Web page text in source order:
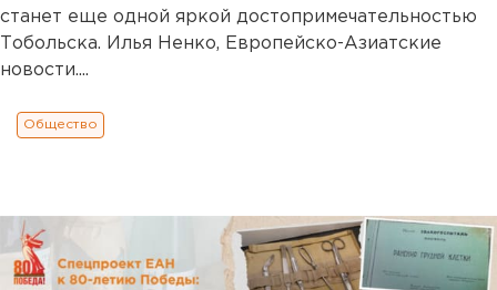
станет еще одной яркой достопримечательностью
Тобольска. Илья Ненко, Европейско-Азиатские
новости....
Общество